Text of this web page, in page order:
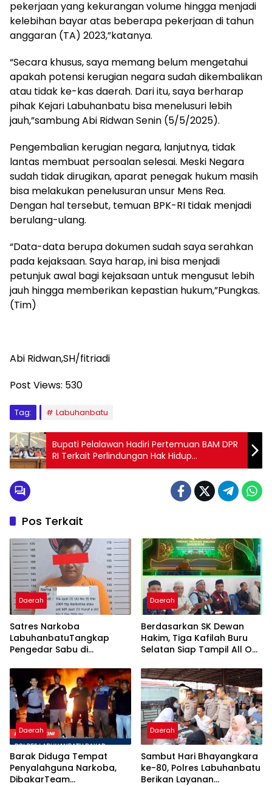
pekerjaan yang kekurangan volume hingga menjadi
kelebihan bayar atas beberapa pekerjaan di tahun
anggaran (TA) 2023,”katanya.
“Secara khusus, saya memang belum mengetahui
apakah potensi kerugian negara sudah dikembalikan
atau tidak ke-kas daerah. Dari itu, saya berharap
pihak Kejari Labuhanbatu bisa menelusuri lebih
jauh,”sambung Abi Ridwan Senin (5/5/2025).
Pengembalian kerugian negara, lanjutnya, tidak
lantas membuat persoalan selesai. Meski Negara
sudah tidak dirugikan, aparat penegak hukum masih
bisa melakukan penelusuran unsur Mens Rea.
Dengan hal tersebut, temuan BPK-RI tidak menjadi
berulang-ulang.
“Data-data berupa dokumen sudah saya serahkan
pada kejaksaan. Saya harap, ini bisa menjadi
petunjuk awal bagi kejaksaan untuk mengusut lebih
jauh hingga memberikan kepastian hukum,”Pungkas.
(Tim)
Abi Ridwan,SH/fitriadi
Post Views: 530
Tag: Labuhanbatu
Bupati Pelalawan Hadiri Pertemuan BAM DPR
RI Terkait Perlindungan Hak Hidup
Masyarakat Sekitar TNTN
Pos Terkait
Daerah
Satres Narkoba
LabuhanbatuTangkap
Pengedar Sabu di
Gram Sabu
Daerah
Berdasarkan SK Dewan
Hakim, Tiga Kafilah Buru
Selatan Siap Tampil All Out
Daerah
Barak Diduga Tempat
Penyalahguna Narkoba,
DibakarTeam
Daerah
Sambut Hari Bhayangkara
ke-80, Polres Labuhanbatu
Berikan Layanan